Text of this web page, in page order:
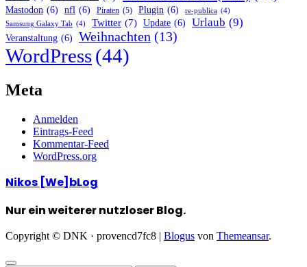
Mastodon (6) nfl (6) Piraten (5) Plugin (6) re-publica (4)
Samsung Galaxy Tab (4) Twitter (7) Update (6) Urlaub (9)
Veranstaltung (6) Weihnachten (13)
WordPress(44)
Meta
Anmelden
Eintrags-Feed
Kommentar-Feed
WordPress.org
Nikos [We]bLog
Nur ein weiterer nutzloser Blog.
Copyright © DNK · provencd7fc8 | Blogus von Themeansar.